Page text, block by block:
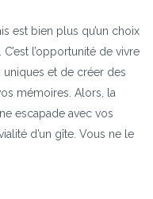
est bien plus qu’un choix
l’opportunité de vivre
et de créer des
mémoires. Alors, la
escapade avec vos
d’un gîte. Vous ne le